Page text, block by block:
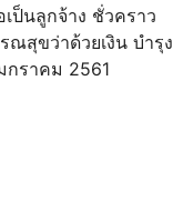
ป็นลูกจ้าง ชั่วคราว
ณสุขว่าด้วยเงิน บํารุง
ราคม 2561